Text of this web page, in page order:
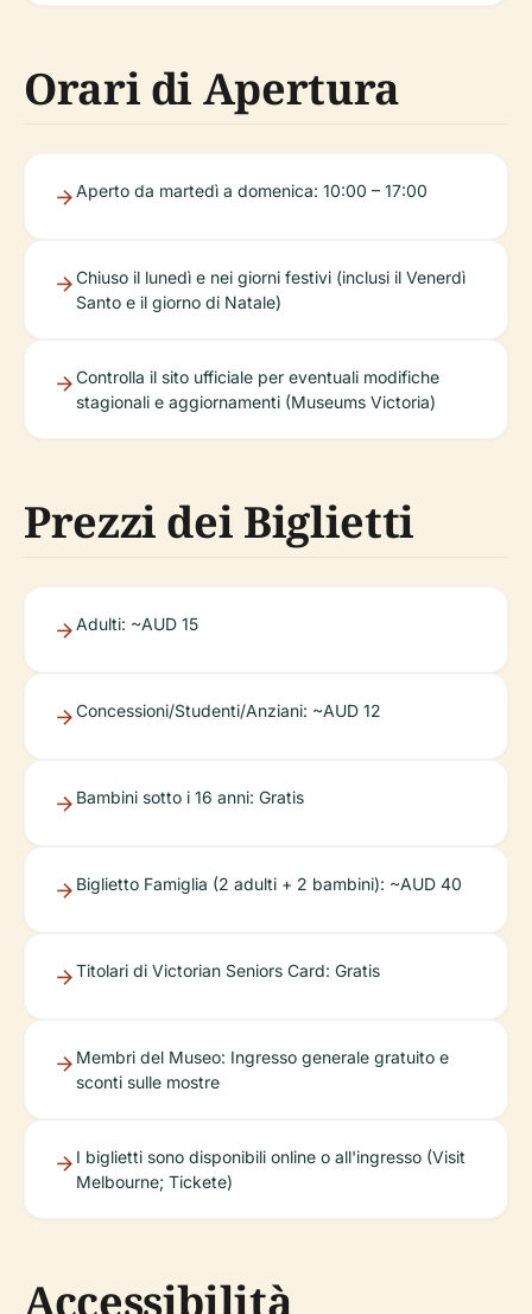
Orari di Apertura
Aperto da martedì a domenica: 10:00 – 17:00
Chiuso il lunedì e nei giorni festivi (inclusi il Venerdì
Santo e il giorno di Natale)
Controlla il sito ufficiale per eventuali modifiche
stagionali e aggiornamenti (Museums Victoria)
Prezzi dei Biglietti
Adulti: ~AUD 15
Concessioni/Studenti/Anziani: ~AUD 12
Bambini sotto i 16 anni: Gratis
Biglietto Famiglia (2 adulti + 2 bambini): ~AUD 40
Titolari di Victorian Seniors Card: Gratis
Membri del Museo: Ingresso generale gratuito e
sconti sulle mostre
I biglietti sono disponibili online o all'ingresso (Visit
Melbourne; Tickete)
Accessibilità